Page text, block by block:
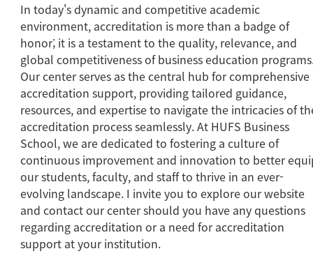
In today's dynamic and competitive academic
environment, accreditation is more than a badge of
honor; it is a testament to the quality, relevance, and
global competitiveness of business education
Our center serves as the central hub for comprehensive
accreditation support, providing tailored guidance,
resources, and expertise to navigate the intricacies of
accreditation process seamlessly. At HUFS Business
School, we are dedicated to fostering a culture of
continuous improvement and innovation to better
our students, faculty, and staff to thrive in an ever-
evolving landscape. I invite you to explore our website
and contact our center should you have any questions
regarding accreditation or a need for accreditation
support at your institution.